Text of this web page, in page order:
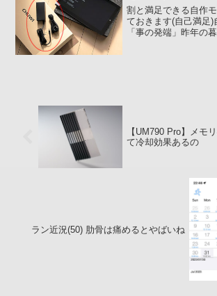
割と満足できる自作
ておきます(自己満足)
「事の発端」昨年の
【UM790 Pro】メモ
て冷却効果あるの
ラン近況(50) 肋骨は痛めるとやばいね